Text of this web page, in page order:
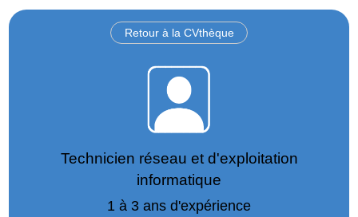
Retour à la CVthèque
Technicien réseau et d'exploitation
informatique
1 à 3 ans d'expérience